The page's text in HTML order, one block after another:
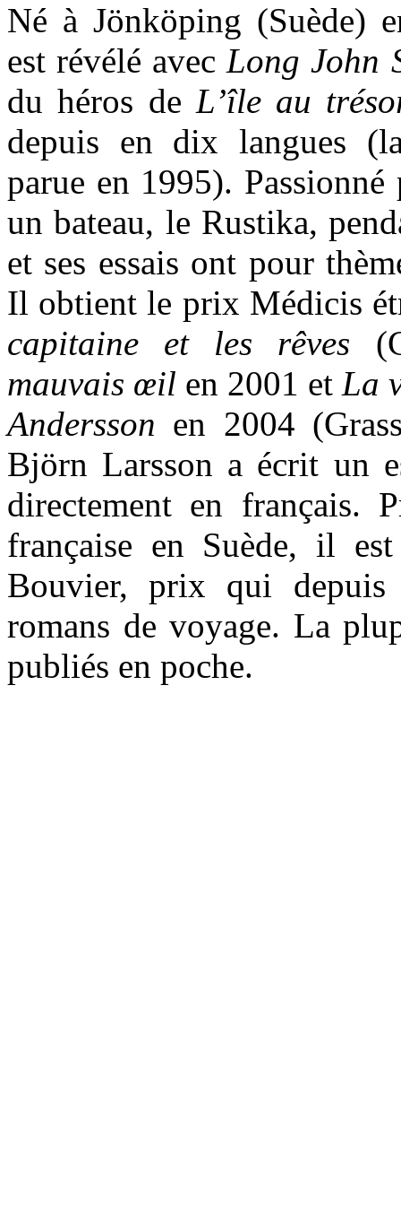
Né à Jönköping (Suède)
est révélé avecLong John
du héros de L’île au
depuis en dix langues
parue en 1995).
un bateau, le Rustika,
et ses essais ont pour
Il obtient le prix Médicis
capitaine et les rêves
mauvais œil en 2001 et La
Andersson en 2004
Björn Larsson a écrit un
directement en français.
française en Suède, il
Bouvier, prix qui depuis
romans de voyage. La
publiés en poche.